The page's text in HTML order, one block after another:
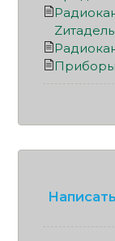
Zитадель